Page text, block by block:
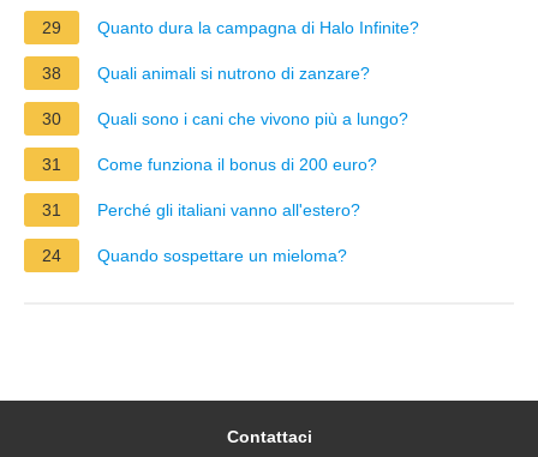
29 Quanto dura la campagna di Halo Infinite?
38 Quali animali si nutrono di zanzare?
30 Quali sono i cani che vivono più a lungo?
31 Come funziona il bonus di 200 euro?
31 Perché gli italiani vanno all'estero?
24 Quando sospettare un mieloma?
Contattaci